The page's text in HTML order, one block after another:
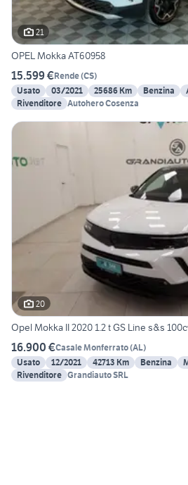
21
OPEL Mokka AT60958
15.599 €Rende(CS)
Usato
03/2021 25686 Km Benzina
Rivenditore Autohero Cosenza
20
Opel Mokka II 2020 1.2 t GS Line s&s
16.900 €Casale Monferrato(AL)
Usato
12/2021 42713 Km Benzina
Rivenditore Grandiauto SRL